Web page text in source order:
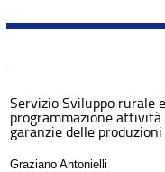
Servizio Sviluppo rurale e
programmazione attività
garanzie delle
Graziano Antonielli